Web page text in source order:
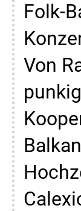
Folk-
Von